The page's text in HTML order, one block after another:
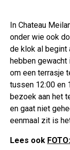
In Chateau
onder wie ook
de klok al begint
hebben gewacht
om een terrasje
tussen 12:00 en
bezoek aan het
en gaat niet
eenmaal zit is
Lees ook